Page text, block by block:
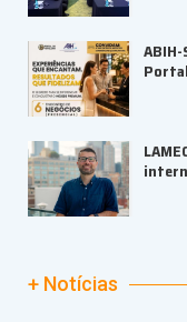
+ Notícias